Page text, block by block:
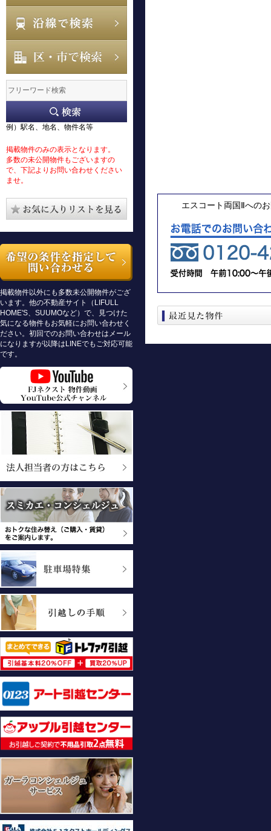
例）駅名、地名、物件名等
掲載物件のみの表示となります。
多数の未公開物件もございますの
で、下記よりお問い合わせください
ませ。
掲載物件以外にも多数未公開物件がござ
います。他の不動産サイト（LIFULL
HOME'S、SUUMOなど）で、見つけた
気になる物件もお気軽にお問い合わせく
ださい。初回でのお問い合わせはメール
になりますが以降はLINEでもご対応可能
です。
エスコート両国Ⅱへの